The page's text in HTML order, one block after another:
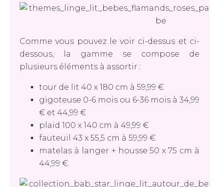
Comme vous pouvez le voir ci-dessus et ci-
dessous, la gamme se compose de
plusieurs éléments à assortir :
tour de lit 40 x 180 cm à 59,99 €
gigoteuse 0-6 mois ou 6-36 mois à 34,99
€ et 44,99 €
plaid 100 x 140 cm à 49,99 €
fauteuil 43 x 55,5 cm à 59,99 €
matelas à langer + housse 50 x 75 cm à
44,99 €